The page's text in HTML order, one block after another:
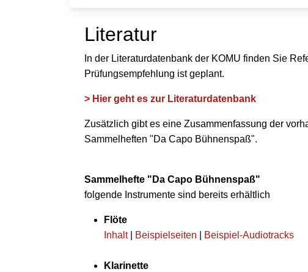
Literatur
In der Literaturdatenbank der KOMU finden Sie
Prüfungsempfehlung ist geplant.
> Hier geht es zur Literaturdatenbank
Zusätzlich gibt es eine Zusammenfassung der
Sammelheften "Da Capo Bühnenspaß".
Sammelhefte "Da Capo Bühnenspaß"
folgende Instrumente sind bereits erhältlich
Flöte
Inhalt
Beispielseiten Beispiel-Audiotracks
Klarinette